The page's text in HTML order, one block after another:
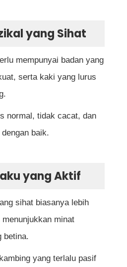
yang Sihat
mempunyai badan yang
serta kaki yang lurus
normal, tidak cacat, dan
baik.
yang Aktif
sihat biasanya lebih
minat
betina.
yang terlalu pasif